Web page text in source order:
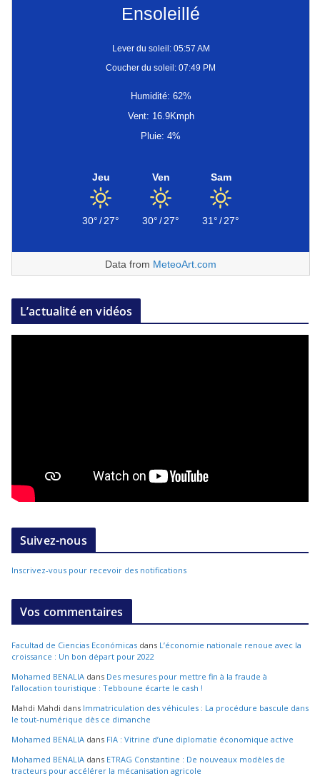
Ensoleillé
Lever du soleil: 05:57 AM
Coucher du soleil: 07:49 PM
Humidité: 62%
Vent: 16.9Kmph
Pluie: 4%
Jeu
30°/27°
Ven
30°/27°
Sam
31°/27°
Data from MeteoArt.com
L’actualité en vidéos
Suivez-nous
Inscrivez-vous pour recevoir des notifications
Vos commentaires
Facultad de Ciencias Económicas dans L’économie nationale renoue avec la
croissance : Un bon départ pour 2022
Mohamed BENALIA dans Des mesures pour mettre fin à la fraude à
l’allocation touristique : Tebboune écarte le cash !
Mahdi Mahdi dans Immatriculation des véhicules : La procédure bascule dans
le tout-numérique dès ce dimanche
Mohamed BENALIA dans FIA : Vitrine d’une diplomatie économique active
Mohamed BENALIA dans ETRAG Constantine : De nouveaux modèles de
tracteurs pour accélérer la mécanisation agricole